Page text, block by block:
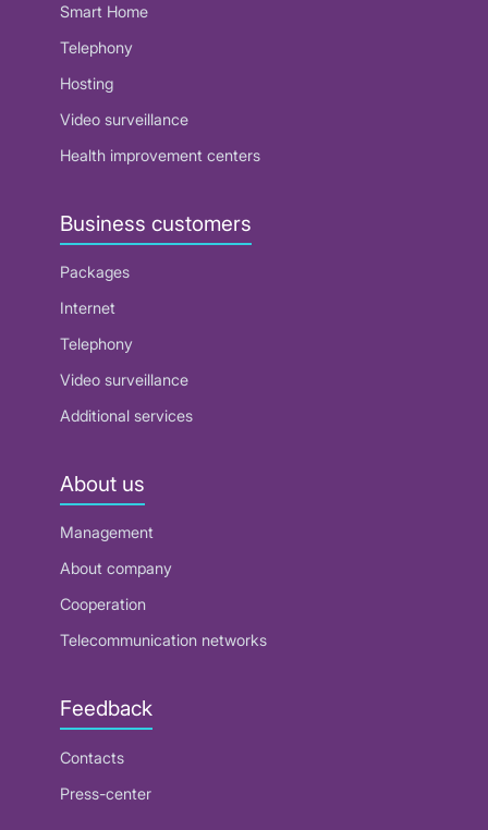
Smart Home
Telephony
Hosting
Video surveillance
Health improvement centers
Business customers
Packages
Internet
Telephony
Video surveillance
Additional services
About us
Management
About company
Cooperation
Telecommunication networks
Feedback
Contacts
Press-center